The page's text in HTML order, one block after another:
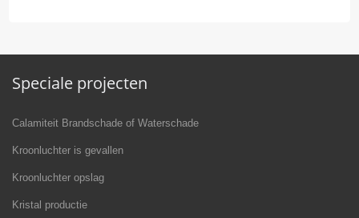
Speciale projecten
Calamiteit Brandschade of Waterschade
Kroonluchter is gevallen
Kroonluchter opslag
Kristal productie